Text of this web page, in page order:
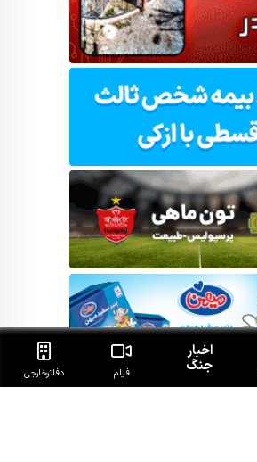
اخبار
جنگ فیلم دفاتر‌خارجی